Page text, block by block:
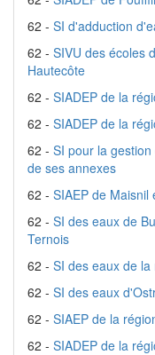
62 - SI d'adduction
62 - SIVU des écoles
Hautecôte
62 - SIADEP de la
62 - SIADEP de la
62 - SI pour la
de ses annexes
62 - SIAEP de
62 - SI des eaux de
Ternois
62 - SI des eaux de
62 - SI des eaux
62 - SIAEP de la
62 - SIADEP de la